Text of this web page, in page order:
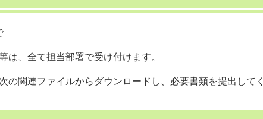
は、全て担当部署で受け付けます。
関連ファイルからダウンロードし、必要書類を提出して